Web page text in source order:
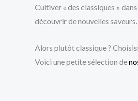
Cultiver « des classiques »
découvrir de nouvelles saveurs.
Alors plutôt classique ?
Voici une petite sélection de